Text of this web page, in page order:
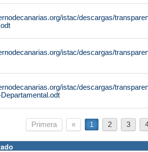
istac/descargas/
istac/descargas/
istac/descargas/
Primera « 1 2 3